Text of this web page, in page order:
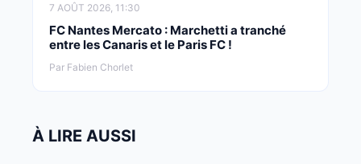
7 AOÛT 2026, 11:30
FC Nantes Mercato : Marchetti a tranché
entre les Canaris et le Paris FC !
Par Fabien Chorlet
À LIRE AUSSI